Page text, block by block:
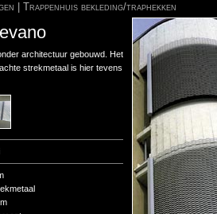
Trappenhuis bekleding/traphekken
architectuur gebouwd. Het
strekmetaal is hier tevens